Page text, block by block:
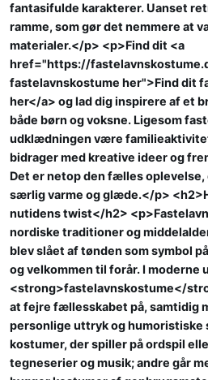
fantasifulde karakterer. Uanset
ramme, som gør det nemmere at
materialer.</p> <p>Find dit <a
href="https://
fastelavnskostume her">Find dit
her</a> og lad dig inspirere af et
både børn og voksne. Ligesom
udklædningen være
bidrager med kreative ideer og
Det er netop den fælles
særlig varme og glæde.</p>
nutidens twist</h2>
nordiske traditioner og
blev slået af tønden som symbol
og velkommen til forår. I moderne
<strong>fastelavnskostume</
at fejre fællesskabet på, samtidig
personlige uttryk og humoristiske
kostumer, der spiller på ordspil
tegneserier og musik; andre går